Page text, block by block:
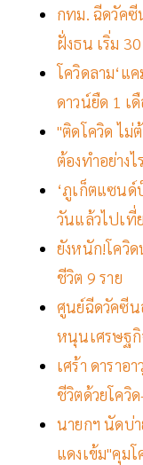
กทม. ฉีดวัคซี
ฝั่งธน เริ่ม
โควิดลาม‘แ
ดาวน์ยืด 1 เ
"ติดโควิด ไม่
ต้องทำอย่างไ
‘ภูเก็ตแซนด์
วันแล้วไปเที่
ยังหนัก!โควิด
ชีวิต 9 ราย
ศูนย์ฉีดวัคซีน
หนุนเศรษฐกิ
เศร้า ดาราอ
ชีวิตด้วยโควิ
นายกฯ นัดบ่
แดงเข้ม"คุม